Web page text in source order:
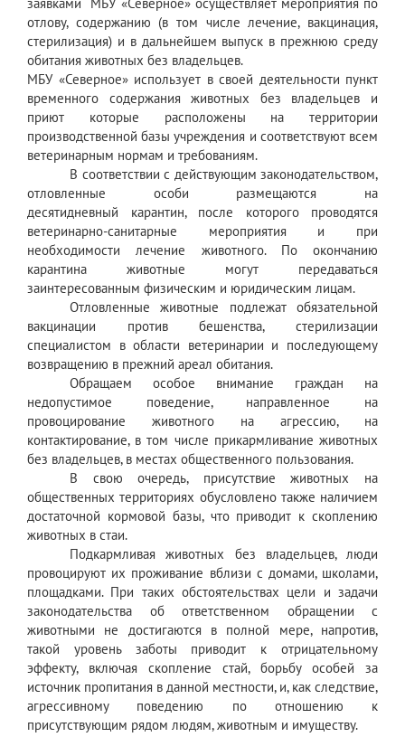
отлову, содержанию (в том числе лечение, вакцинация,
стерилизация) и в дальнейшем выпуск в прежнюю среду
обитания животных без владельцев.
МБУ «Северное» использует в своей деятельности пункт
временного содержания животных без владельцев и
приют которые расположены на территории
производственной базы учреждения и соответствуют всем
ветеринарным нормам и требованиям.
В соответствии с действующим законодательством,
отловленные особи размещаются на
десятидневный карантин, после которого проводятся
ветеринарно-санитарные мероприятия и при
необходимости лечение животного. По окончанию
карантина животные могут передаваться
заинтересованным физическим и юридическим лицам.
Отловленные животные подлежат обязательной
вакцинации против бешенства, стерилизации
специалистом в области ветеринарии и последующему
возвращению в прежний ареал обитания.
Обращаем особое внимание граждан на
недопустимое поведение, направленное на
провоцирование животного на агрессию, на
контактирование, в том числе прикармливание животных
без владельцев, в местах общественного пользования.
В свою очередь, присутствие животных на
общественных территориях обусловлено также наличием
достаточной кормовой базы, что приводит к скоплению
животных в стаи.
Подкармливая животных без владельцев, люди
провоцируют их проживание вблизи с домами, школами,
площадками. При таких обстоятельствах цели и задачи
законодательства об ответственном обращении с
животными не достигаются в полной мере, напротив,
такой уровень заботы приводит к отрицательному
эффекту, включая скопление стай, борьбу особей за
источник пропитания в данной местности, и, как следствие,
агрессивному поведению по отношению к
присутствующим рядом людям, животным и имуществу.